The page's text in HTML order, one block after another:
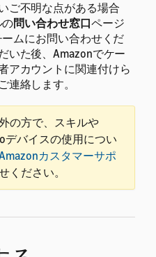
ご不明な点がある場合
問い合わせ窓口ページ
ムにお問い合わせくだ
いた後、Amazonでケー
アカウントに関連付けら
連絡します。
の方で、スキルや
デバイスの使用につい
カスタマーサポ
ください。